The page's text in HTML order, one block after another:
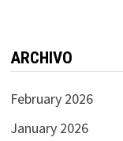
ARCHIVO
February 2026
January 2026